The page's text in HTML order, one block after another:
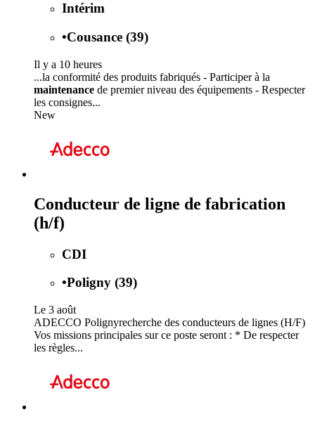
Intérim
•Cousance (39)
Il y a 10 heures
...la conformité des produits fabriqués - Participer à la
maintenance de premier niveau des équipements - Respecter
les consignes...
New
Conducteur de ligne de fabrication
(h/f)
CDI
•Poligny (39)
Le 3 août
ADECCO Polignyrecherche des conducteurs de lignes (H/F)
Vos missions principales sur ce poste seront : * De respecter
les règles...